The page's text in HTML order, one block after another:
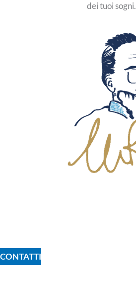
dei tuoi sogni.
CONTATTI